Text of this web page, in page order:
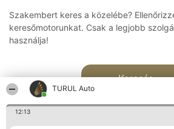
TURUL Auto
12:13
Szakembert keres a közelébe?
keresőmotorunkat. Csak a legjobb
használja!
Keresés